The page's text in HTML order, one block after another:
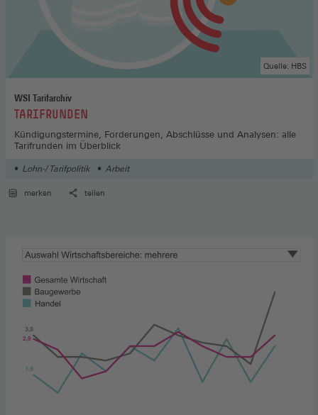
WSI Tarifarchiv
:
TARIFRUNDEN
Kündigungstermine, Forderungen, Abschlüsse und Analysen: alle
Tarifrunden im Überblick
Quelle: HBS
Lohn-/ Tarifpolitik Arbeit
merken teilen